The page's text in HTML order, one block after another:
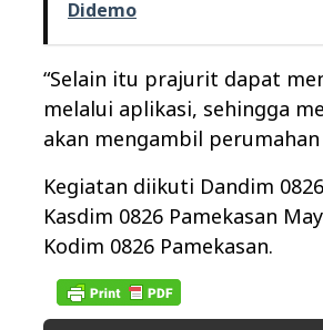
Didemo
“Selain itu prajurit dapat
melalui aplikasi, sehingga
akan mengambil
Kegiatan diikuti Dandim
Kasdim 0826 Pamekasan
Kodim 0826 Pamekasan.